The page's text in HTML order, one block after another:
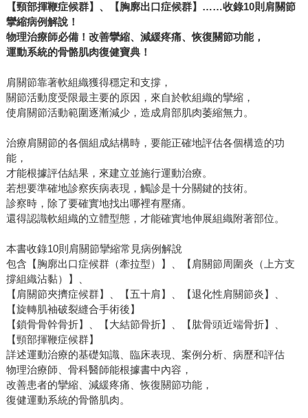
【頸部揮鞭症候群】、【胸廓出口症候群】 ……收錄10則肩關節
攣縮病例解說！
物理治療師必備！改善攣縮、減緩疼痛、恢復關節功能，
運動系統的骨骼肌肉復健寶典！
肩關節靠著軟組織獲得穩定和支撐，
關節活動度受限最主要的原因，來自於軟組織的攣縮，
使肩關節活動範圍逐漸減少，造成肩部肌肉萎縮無力。
治療肩關節的各個組成結構時，要能正確地評估各個構造的功
能，
才能根據評估結果，來建立並施行運動治療。
若想要準確地診察疾病表現，觸診是十分關鍵的技術。
診察時，除了要確實地找出哪裡有壓痛。
還得認識軟組織的立體型態，才能確實地伸展組織附著部位。
本書收錄10則肩關節攣縮常見病例解說
包含【胸廓出口症候群（牽拉型）】、【肩關節周圍炎（上方支
撐組織沾黏）】、
【肩關節夾擠症候群】、【五十肩】、【退化性肩關節炎】、
【旋轉肌袖破裂縫合手術後】
【鎖骨骨幹骨折】、【大結節骨折】、【肱骨頭近端骨折】、
【頸部揮鞭症候群】
詳述運動治療的基礎知識、臨床表現、案例分析、病歷和評估
物理治療師、骨科醫師能根據書中內容，
改善患者的攣縮、減緩疼痛、恢復關節功能，
復健運動系統的骨骼肌肉。